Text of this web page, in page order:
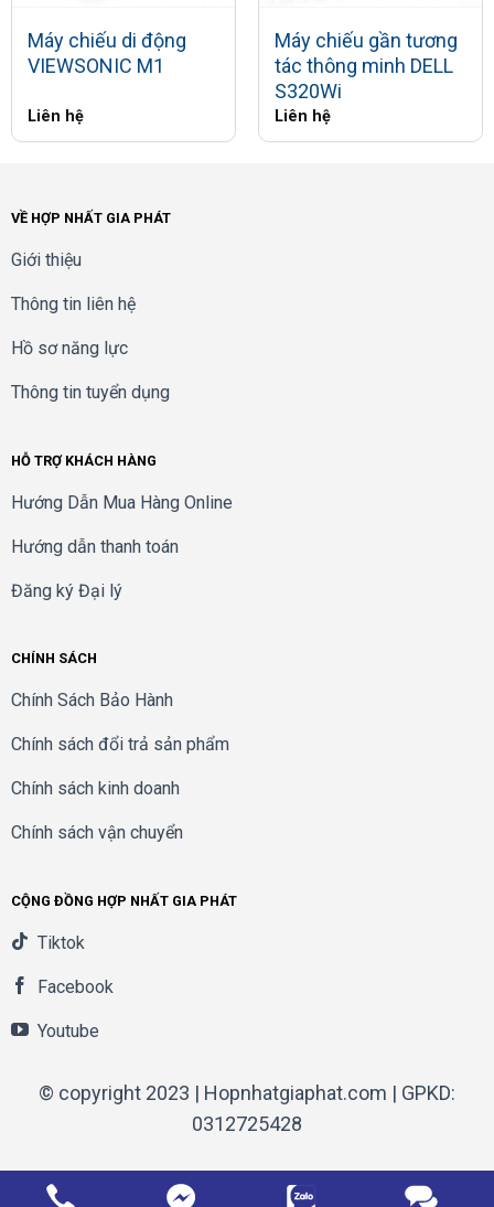
Máy chiếu di động
VIEWSONIC M1
Liên hệ
Máy chiếu gần tương
tác thông minh DELL
S320Wi
Liên hệ
VỀ HỢP NHẤT GIA PHÁT
Giới thiệu
Thông tin liên hệ
Hồ sơ năng lực
Thông tin tuyển dụng
HỖ TRỢ KHÁCH HÀNG
Hướng Dẫn Mua Hàng Online
Hướng dẫn thanh toán
Đăng ký Đại lý
CHÍNH SÁCH
Chính Sách Bảo Hành
Chính sách đổi trả sản phẩm
Chính sách kinh doanh
Chính sách vận chuyển
CỘNG ĐỒNG HỢP NHẤT GIA PHÁT
Tiktok
Facebook
Youtube
© copyright 2023 | Hopnhatgiaphat.com | GPKD:
0312725428